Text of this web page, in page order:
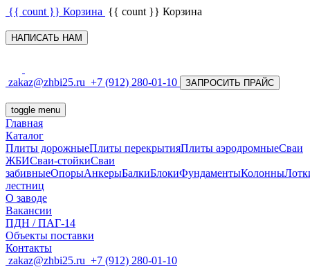
{{ count }} Корзина {{ count }} Корзина
НАПИСАТЬ НАМ
zakaz@zhbi25.ru +7 (912) 280-01-10 ЗАПРОСИТЬ ПРАЙС
toggle menu
Главная
Каталог
Плиты дорожныеПлиты перекрытияПлиты аэродромныеСваи
ЖБИСваи-стойкиСваи
забивныеОпорыАнкерыБалкиБлокиФундаментыКолонны
лестниц
О заводе
Вакансии
ПДН / ПАГ-14
Объекты поставки
Контакты
zakaz@zhbi25.ru +7 (912) 280-01-10